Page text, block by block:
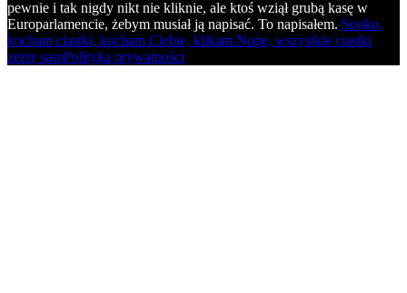
pewnie i tak nigdy nikt nie kliknie, ale ktoś wziął grubą kasę w
Europarlamencie, żebym musiał ją napisać. To napisałem. Spoko,
kocham ciastki, kocham Ciebie, klikam.Nope, wszystkie ciastki
zeżrę samPolityka prywatności